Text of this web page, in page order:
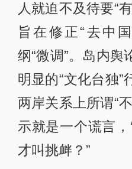
人就迫不及待要“
旨在修正“去中
纲“微调”。岛内舆
明显的“文化台独”
两岸关系上所谓“
示就是一个谎言
才叫挑衅？”